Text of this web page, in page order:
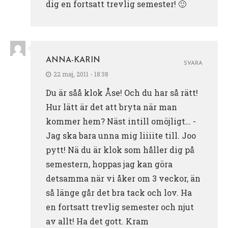
dig en fortsatt trevlig semester! 🙂
ANNA-KARIN
22 maj, 2011 - 18:38
Du är såå klok Åse! Och du har så rätt!
Hur lätt är det att bryta när man
kommer hem? Näst intill omöjligt… -
Jag ska bara unna mig liiiite till. Joo
pytt! Nä du är klok som håller dig på
semestern, hoppas jag kan göra
detsamma när vi åker om 3 veckor, än
så länge går det bra tack och lov. Ha
en fortsatt trevlig semester och njut
av allt! Ha det gott. Kram
SVARA